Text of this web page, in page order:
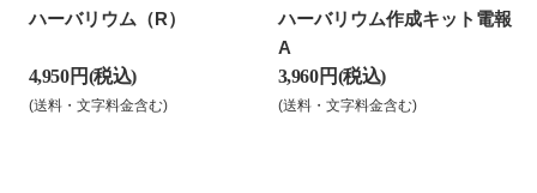
ハーバリウム（R）
4,950 円(税込)
(送料・文字料金含む)
ハーバリウム作成キット電報
A
3,960 円(税込)
(送料・文字料金含む)